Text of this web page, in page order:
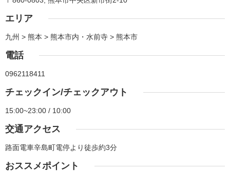
エリア
九州 > 熊本 > 熊本市内・水前寺 > 熊本市
電話
0962118411
チェックイン/チェックアウト
15:00~23:00 / 10:00
交通アクセス
路面電車辛島町電停より徒歩約3分
おススメポイント